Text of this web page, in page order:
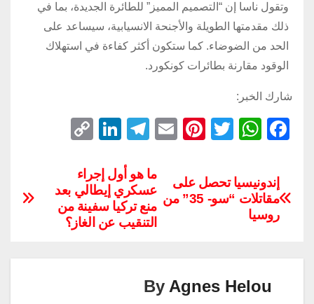
وتقول ناسا إن “التصميم المميز” للطائرة الجديدة، بما في
ذلك مقدمتها الطويلة والأجنحة الانسيابية، سيساعد على
الحد من الضوضاء. كما ستكون أكثر كفاءة في استهلاك
الوقود مقارنة بطائرات كونكورد.
شارك الخبر:
F
c
e
b
k
W
at
s
T
tt
er
Pi
e
E
ail
T
e
gr
a
Li
k
e
dI
y
Li
ما هو أول إجراء
عسكري إيطالي بعد
منع تركيا سفينة من
التنقيب عن الغاز؟
إندونيسيا تحصل على
مقاتلات “سو- 35” من
روسيا
By Agnes Helou